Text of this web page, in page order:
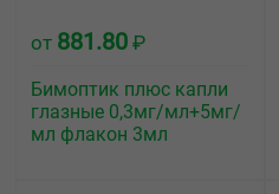
от 881.80 ₽
Бимоптик плюс капли
глазные 0,3мг/мл+5мг/
мл флакон 3мл